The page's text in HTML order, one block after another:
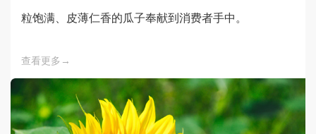
粒饱满、皮薄仁香的瓜子奉献到消费者手中。
查看更多→